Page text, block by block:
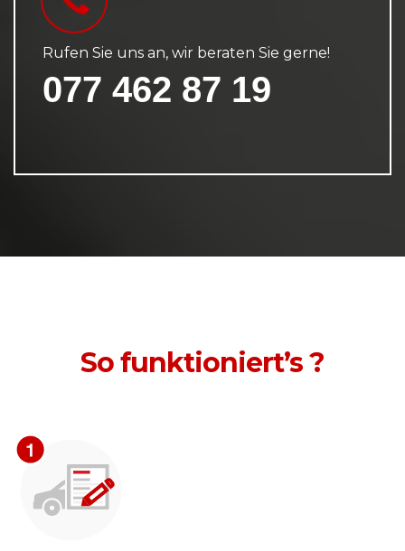
Rufen Sie uns an, wir beraten Sie gerne!
077 462 87 19
So funktioniert’s ?